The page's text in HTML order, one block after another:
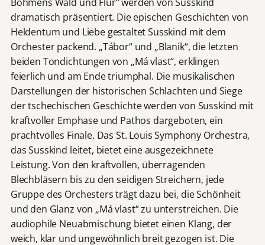
dramatisch präsentiert. Die epischen Geschichten von
Heldentum und Liebe gestaltet Susskind mit dem
Orchester packend. „Tábor“ und „Blanik“, die letzten
beiden Tondichtungen von „Má vlast“, erklingen
feierlich und am Ende triumphal. Die musikalischen
Darstellungen der historischen Schlachten und Siege
der tschechischen Geschichte werden von Susskind mit
kraftvoller Emphase und Pathos dargeboten, ein
prachtvolles Finale. Das St. Louis Symphony Orchestra,
das Susskind leitet, bietet eine ausgezeichnete
Leistung. Von den kraftvollen, überragenden
Blechbläsern bis zu den seidigen Streichern, jede
Gruppe des Orchesters trägt dazu bei, die Schönheit
und den Glanz von „Má vlast“ zu unterstreichen. Die
audiophile Neuabmischung bietet einen Klang, der
weich, klar und ungewöhnlich breit gezogen ist. Die